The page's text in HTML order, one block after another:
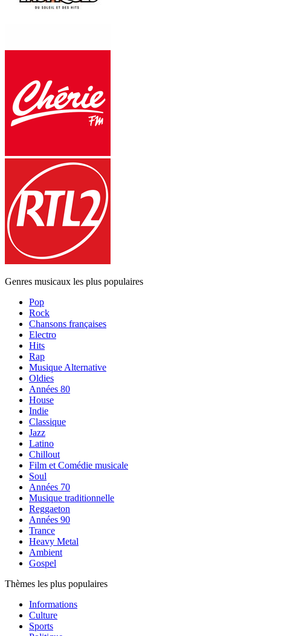
Genres musicaux les plus populaires
Pop
Rock
Chansons françaises
Electro
Hits
Rap
Musique Alternative
Oldies
Années 80
House
Indie
Classique
Jazz
Latino
Chillout
Film et Comédie musicale
Soul
Années 70
Musique traditionnelle
Reggaeton
Années 90
Trance
Heavy Metal
Ambient
Gospel
Thèmes les plus populaires
Informations
Culture
Sports